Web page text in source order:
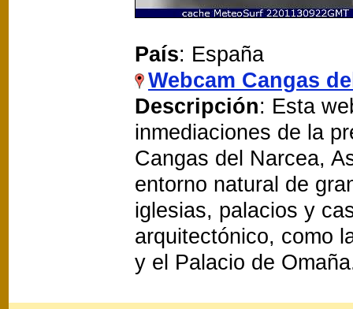
País: España
Webcam Cangas
Descripción: Esta
inmediaciones de la
Cangas del Narcea,
entorno natural de
iglesias, palacios y
arquitectónico, como
y el Palacio de